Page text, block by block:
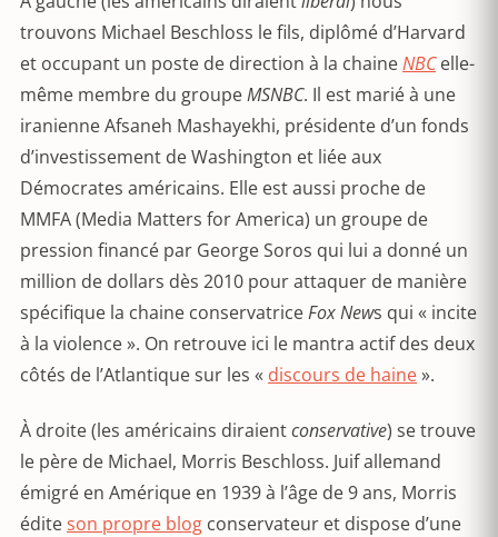
trouvons Michael Beschloss le fils, diplômé d’Harvard
et occupant un poste de direction à la chaineNBCelle-
même membre du groupeMSNBC. Il est marié à une
iranienne Afsaneh Mashayekhi, présidente d’un fonds
d’investissement de Washington et liée aux
Démocrates américains. Elle est aussi proche de
MMFA (Media Matters for America) un groupe de
pression financé par George Soros qui lui a donné un
million de dollars dès 2010 pour attaquer de manière
spécifique la chaine conservatriceFoxNews qui « incite
à la violence ». On retrouve ici le mantra actif des deux
côtés de l’Atlantique sur les « discours de haine».
À droite (les américains diraientconservative) se trouve
le père de Michael, Morris Beschloss. Juif allemand
émigré en Amérique en 1939 à l’âge de 9 ans, Morris
éditeson propre blog conservateur et dispose d’une